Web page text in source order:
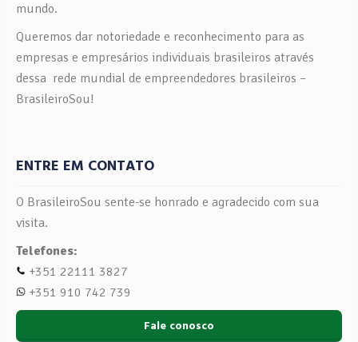
mundo.
Queremos dar notoriedade e reconhecimento para as
empresas e empresários individuais brasileiros através
dessa rede mundial de empreendedores brasileiros –
BrasileiroSou!
ENTRE EM CONTATO
O BrasileiroSou sente-se honrado e agradecido com sua
visita.
Telefones:
+351 22111 3827
+351 910 742 739
Fale conosco